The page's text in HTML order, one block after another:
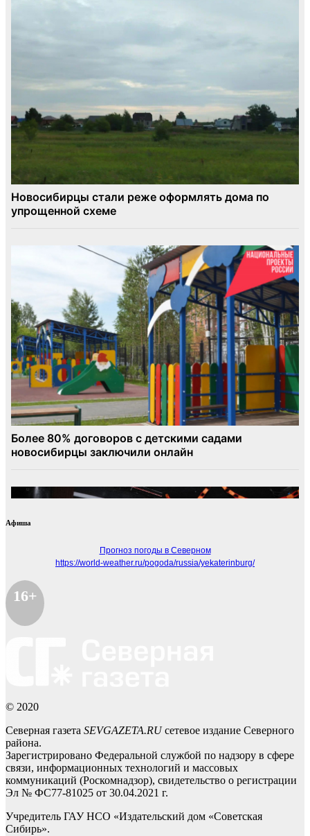
Афиша
Прогноз погоды в Северном
https://world-weather.ru/pogoda/russia/yekaterinburg/
16+
© 2020
Северная газета SEVGAZETA.RUсетевое издание Северного
района.
Зарегистрировано Федеральной службой по надзору в сфере
связи, информационных технологий и массовых
коммуникаций (Роскомнадзор), свидетельство о регистрации
Эл № ФС77-81025 от 30.04.2021 г.
Учредитель ГАУ НСО «Издательский дом «Советская
Сибирь».